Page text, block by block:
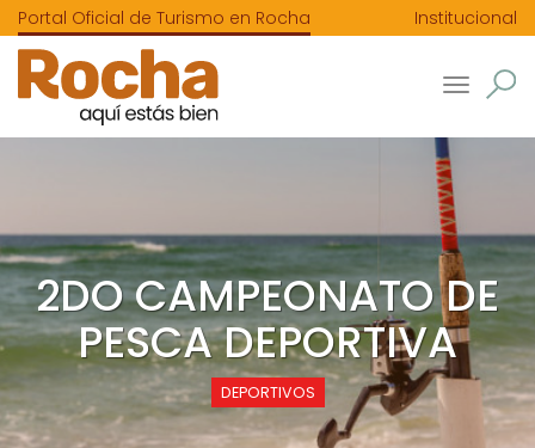
Portal Oficial de Turismo en Rocha Institucional
Toggle
2DO CAMPEONATO DE
PESCA DEPORTIVA
DEPORTIVOS